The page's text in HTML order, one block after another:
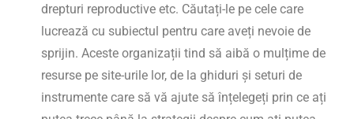
drepturi reproductive etc. Căutați-le pe cele care
lucrează cu subiectul pentru care aveți nevoie de
sprijin. Aceste organizații tind să aibă o mulțime de
resurse pe site-urile lor, de la ghiduri și seturi de
instrumente care să vă ajute să înțelegeți prin ce ați